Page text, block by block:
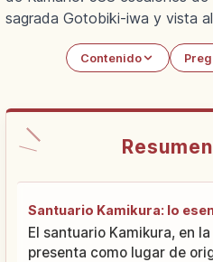
sagrada Gotobiki-iwa y vista
Contenido
Santuario Kamikura: lo
El santuario Kamikura, en
presenta como lugar de